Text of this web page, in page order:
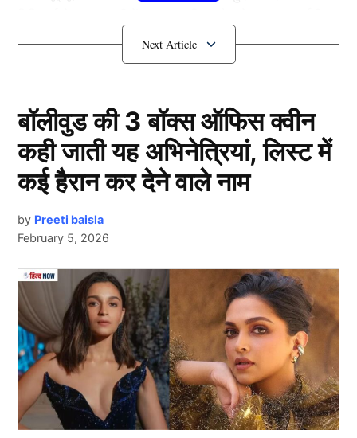
2025 का खिताब जीतने की प्रबल दावेदार मानी जा रही है.
आईपीएल के प्लेऑफ के लिए मुंबई इंडियंस, रॉयल चैलेंजर्स बैंगलोर,
गुजरात टाइटंस और कोलकाता नाइट राइडर्स को एबी डी विलियर्स
ने चुना है. हालांकि उन्होंने पांच बार की चैंपियन रही चेन्नई सुपर
किंग को इस बार शामिल नहीं किया है क्योंकि उनका मानना है कि
एक बार फिर से यह टीम अपने फैंस को निराश कर सकती है
Next Article
बॉलीवुड की 3 बॉक्स ऑफिस क्वीन
कही जाती यह अभिनेत्रियां, लिस्ट में
कई हैरान कर देने वाले नाम
by Preeti baisla
February 5, 2026